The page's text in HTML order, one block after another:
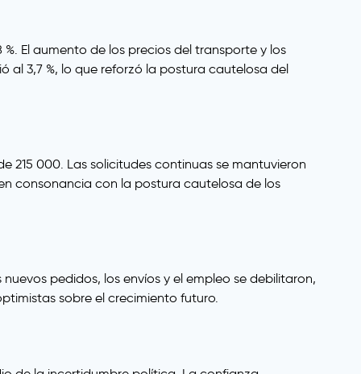
El aumento de los precios del transporte y los
al 3,7 %, lo que reforzó la postura cautelosa del
215 000. Las solicitudes continuas se mantuvieron
consonancia con la postura cautelosa de los
pedidos, los envíos y el empleo se debilitaron,
sobre el crecimiento futuro.